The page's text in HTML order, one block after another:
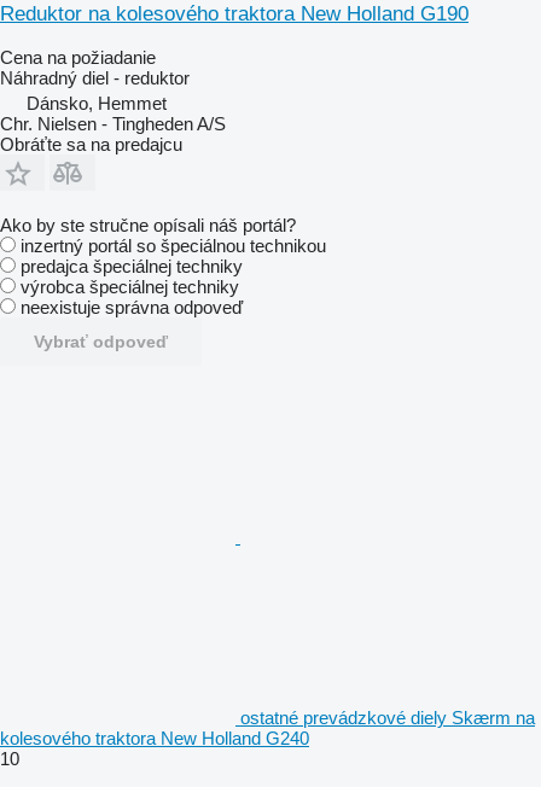
Reduktor na kolesového traktora New Holland G190
Cena na požiadanie
Náhradný diel - reduktor
Dánsko, Hemmet
Chr. Nielsen - Tingheden A/S
Obráťte sa na predajcu
Ako by ste stručne opísali náš portál?
inzertný portál so špeciálnou technikou
predajca špeciálnej techniky
výrobca špeciálnej techniky
neexistuje správna odpoveď
Vybrať odpoveď
ostatné prevádzkové diely Skærm na
kolesového traktora New Holland G240
10